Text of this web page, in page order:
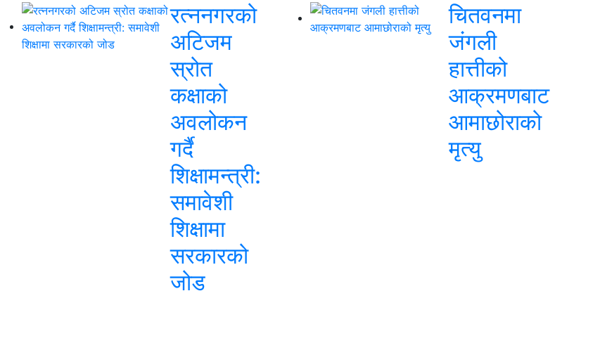
रत्ननगरको
अटिजम
स्रोत
कक्षाको
अवलोकन
गर्दै
शिक्षामन्त्री:
समावेशी
शिक्षामा
सरकारको
जोड
चितवनमा
जंगली
हात्तीको
आक्रमणबाट
आमाछोराको
मृत्यु